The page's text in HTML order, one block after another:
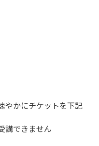
やかにチケットを下記
講できません